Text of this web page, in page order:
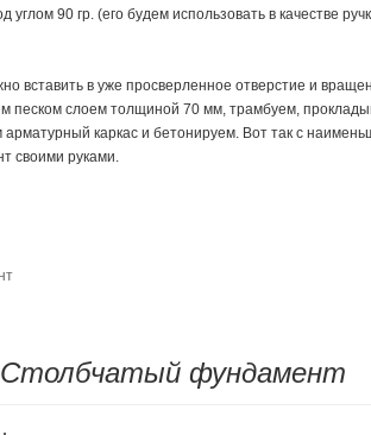
углом 90 гр. (его будем использовать в качестве
вставить в уже просверленное отверстие и
песком слоем толщиной 70 мм, трамбуем,
арматурный каркас и бетонируем. Вот так с
своими руками.
Столбчатый фундамент